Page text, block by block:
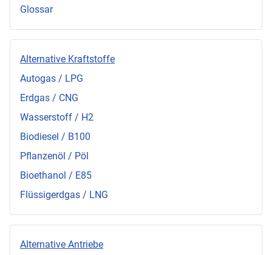
Glossar
Alternative Kraftstoffe
Autogas / LPG
Erdgas / CNG
Wasserstoff / H2
Biodiesel / B100
Pflanzenöl / Pöl
Bioethanol / E85
Flüssigerdgas / LNG
Alternative Antriebe